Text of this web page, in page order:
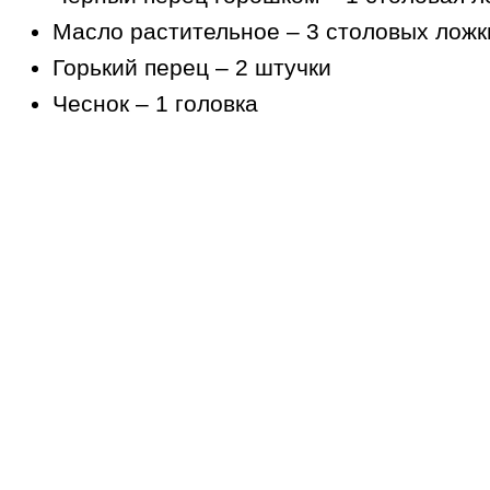
Масло растительное – 3 столовых
Горький перец – 2 штучки
Чеснок – 1 головка